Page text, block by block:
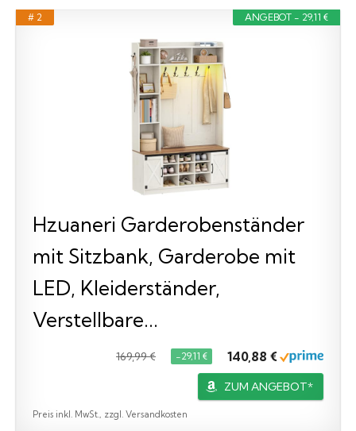
ANGEBOT - 29,11 €
# 2
Hzuaneri Garderobenständer
mit Sitzbank, Garderobe mit
LED, Kleiderständer,
Verstellbare...
169,99 € −29,11 € 140,88 €
ZUM ANGEBOT*
Preis inkl. MwSt., zzgl. Versandkosten